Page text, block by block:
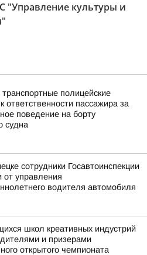
"Управление культуры и
транспортные полицейские
ответственности пассажира за
поведение на борту
судна
сотрудники Госавтоинспекции
от управления
водителя автомобиля
школ креативных индустрий
и призерами
открытого чемпионата